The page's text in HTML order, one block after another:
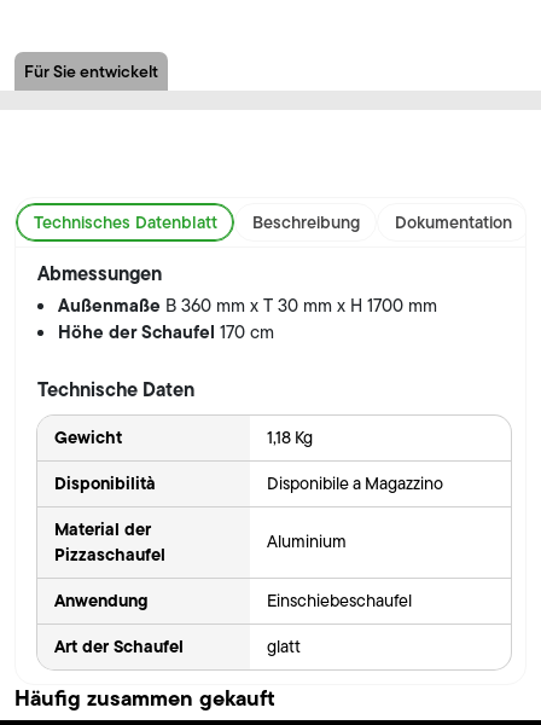
Für Sie entwickelt
Technisches Datenblatt Beschreibung Dokumentation
Abmessungen
Außenmaße B 360 mm x T 30 mm x H 1700 mm
Höhe der Schaufel170 cm
Technische Daten
Gewicht 1,18 Kg
Disponibilità Disponibile a Magazzino
Material der
Pizzaschaufel
Aluminium
Anwendung Einschiebeschaufel
Art der Schaufel glatt
Häufig zusammen gekauft